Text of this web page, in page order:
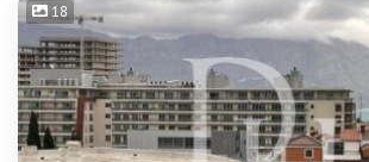
18